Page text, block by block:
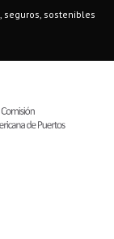
sostenibles